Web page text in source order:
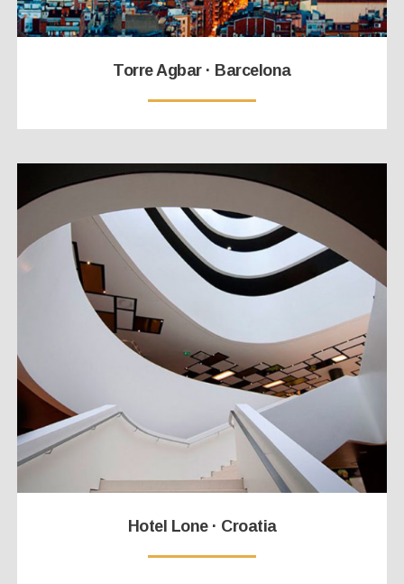
Torre Agbar · Barcelona
Hotel Lone · Croatia